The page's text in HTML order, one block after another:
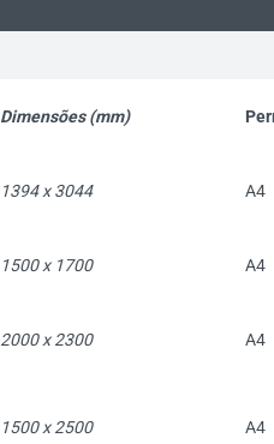
Dimensões (mm)
1394 x 3044 A4
1500 x 1700 A4
2000 x 2300 A4
1500 x 2500 A4